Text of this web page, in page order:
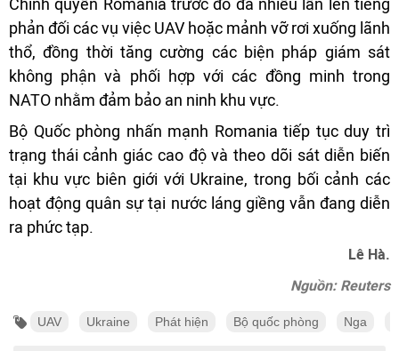
Chính quyền Romania trước đó đã nhiều lần lên tiếng
phản đối các vụ việc UAV hoặc mảnh vỡ rơi xuống lãnh
thổ, đồng thời tăng cường các biện pháp giám sát
không phận và phối hợp với các đồng minh trong
NATO nhằm đảm bảo an ninh khu vực.
Bộ Quốc phòng nhấn mạnh Romania tiếp tục duy trì
trạng thái cảnh giác cao độ và theo dõi sát diễn biến
tại khu vực biên giới với Ukraine, trong bối cảnh các
hoạt động quân sự tại nước láng giềng vẫn đang diễn
ra phức tạp.
Lê Hà.
Nguồn: Reuters
UAV Ukraine Phát hiện Bộ quốc phòng Nga